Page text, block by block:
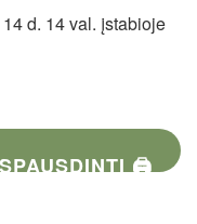
d. 14 val. įstabioje
SPAUSDINTI 🖨